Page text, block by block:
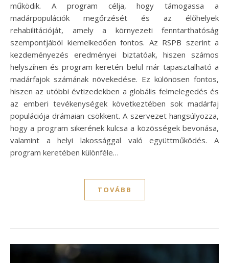
működik. A program célja, hogy támogassa a
madárpopulációk megőrzését és az élőhelyek
rehabilitációját, amely a környezeti fenntarthatóság
szempontjából kiemelkedően fontos. Az RSPB szerint a
kezdeményezés eredményei biztatóak, hiszen számos
helyszínen és program keretén belül már tapasztalható a
madárfajok számának növekedése. Ez különösen fontos,
hiszen az utóbbi évtizedekben a globális felmelegedés és
az emberi tevékenységek következtében sok madárfaj
populációja drámaian csökkent. A szervezet hangsúlyozza,
hogy a program sikerének kulcsa a közösségek bevonása,
valamint a helyi lakossággal való együttműködés. A
program keretében különféle…
TOVÁBB